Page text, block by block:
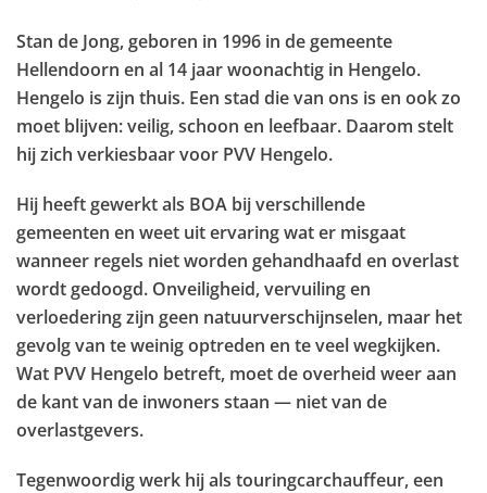
Stan de Jong, geboren in 1996 in de gemeente
Hellendoorn en al 14 jaar woonachtig in Hengelo.
Hengelo is zijn thuis. Een stad die van ons is en ook zo
moet blijven: veilig, schoon en leefbaar. Daarom stelt
hij zich verkiesbaar voor PVV Hengelo.
Hij heeft gewerkt als BOA bij verschillende
gemeenten en weet uit ervaring wat er misgaat
wanneer regels niet worden gehandhaafd en overlast
wordt gedoogd. Onveiligheid, vervuiling en
verloedering zijn geen natuurverschijnselen, maar het
gevolg van te weinig optreden en te veel wegkijken.
Wat PVV Hengelo betreft, moet de overheid weeraan
de kant van de inwoners staan — niet van de
overlastgevers.
Tegenwoordig werk hij als touringcarchauffeur, een